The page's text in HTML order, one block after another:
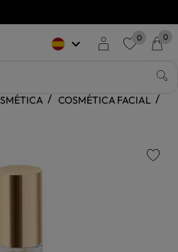
keyboard_arrow_down 0 0
COSMÉTICA FACIAL